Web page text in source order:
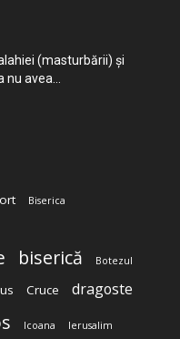
(masturbării) şi
nu avea...
Biserica
biserică Botezul
Cruce dragoste
Icoana Ierusalim